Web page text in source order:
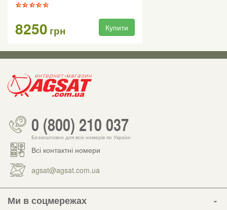
8250 грн Купити
0 (800) 210 037
Безкоштовно для всіх номерів по Україні
Всі контактні номери
agsat@agsat.com.ua
Ми в соцмережах